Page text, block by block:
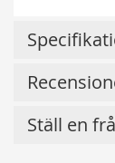
Ställ en